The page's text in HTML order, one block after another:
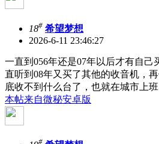
18# 希望梦想
2026-6-11 23:46:27
一直到056年还是07年以后才有自己
直听到08年又买了其他的收音机，
底收不到什么台了，也就在城市上
本帖来自微秘安卓版
#